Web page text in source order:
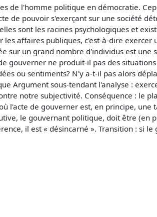
de l'homme politique en démocratie.
de pouvoir s'exerçant sur une société
sont les racines psychologiques et
affaires publiques, c'est-à-dire
sur un grand nombre d'individus est une
gouverner ne produit-il pas des
ou sentiments? N'y a-t-il pas alors
Argument sous-tendant l'analyse :
notre subjectivité. Conséquence : le
l'acte de gouverner est, en principe, une
le gouvernant politique, doit être (en
il est « désincarné ». Transition : si